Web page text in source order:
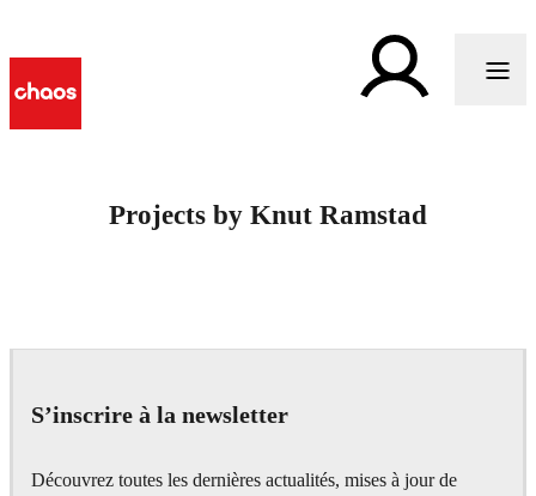
Projects by Knut Ramstad
S’inscrire à la newsletter
Découvrez toutes les dernières actualités, mises à jour de